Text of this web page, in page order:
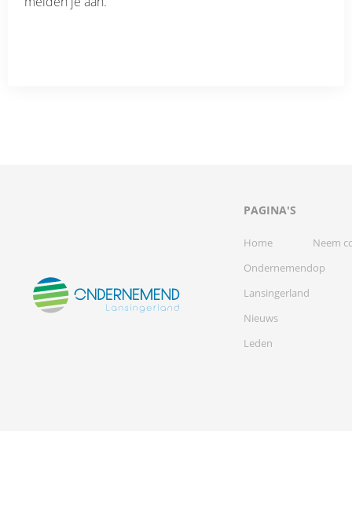
PAGINA'S
Home
Ondernemend
Lansingerland
Nieuws
Leden
Neem
op